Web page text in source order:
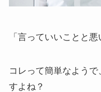
「言っていいことと悪
コレって簡単なよう
すよね？